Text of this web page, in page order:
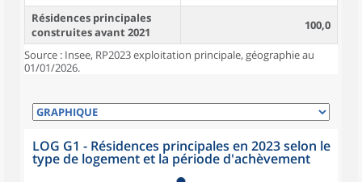
Résidences principales
construites avant 2021
100,0
Source : Insee, RP2023 exploitation principale, géographie au
01/01/2026.
LOG G1 - Résidences principales en 2023 selon le
type de logement et la période d'achèvement